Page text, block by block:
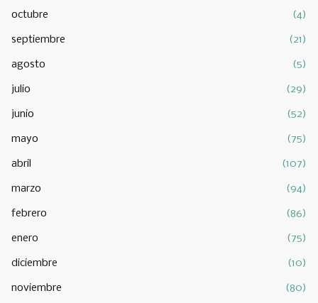
octubre (4)
septiembre (21)
agosto (5)
julio (29)
junio (52)
mayo (75)
abril (107)
marzo (94)
febrero (86)
enero (75)
diciembre (10)
noviembre (80)